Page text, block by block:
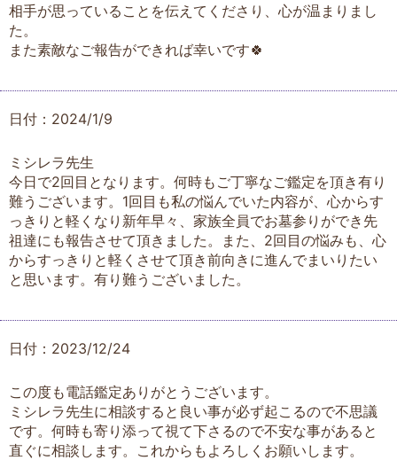
相手が思っていることを伝えてくださり、心が温まりまし
た。
また素敵なご報告ができれば幸いです🍀
日付：2024/1/9
ミシレラ先生
今日で2回目となります。何時もご丁寧なご鑑定を頂き有り
難うございます。1回目も私の悩んでいた内容が、心からす
っきりと軽くなり新年早々、家族全員でお墓参りができ先
祖達にも報告させて頂きました。また、2回目の悩みも、心
からすっきりと軽くさせて頂き前向きに進んでまいりたい
と思います。有り難うございました。
日付：2023/12/24
この度も電話鑑定ありがとうございます。
ミシレラ先生に相談すると良い事が必ず起こるので不思議
です。何時も寄り添って視て下さるので不安な事があると
直ぐに相談します。これからもよろしくお願いします。